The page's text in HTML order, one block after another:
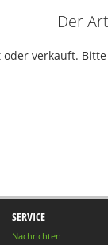
Der
verkauft.
SERVICE
Nachrichten